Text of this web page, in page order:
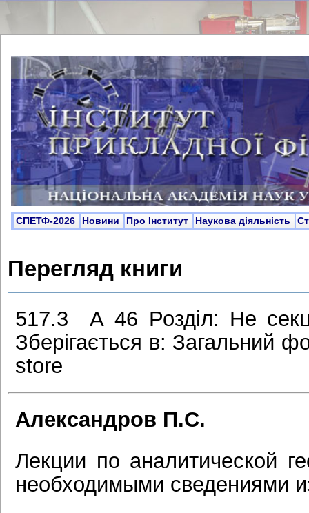
СПЕТФ-2026 Новини Про Інститут Наукова діяльність
Перегляд книги
517.3 А 46 Розділ: Не
Зберігається в: Загальний
store
Александров П.С.
Лекции по аналитической
необходимыми сведениями